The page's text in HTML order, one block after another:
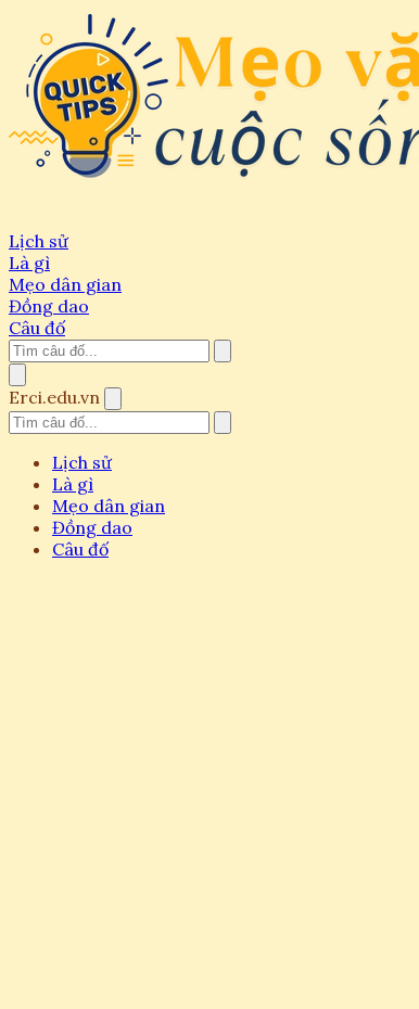
Lịch sử
Là gì
Mẹo dân gian
Đồng dao
Câu đố
Erci.edu.vn
Lịch sử
Là gì
Mẹo dân gian
Đồng dao
Câu đố